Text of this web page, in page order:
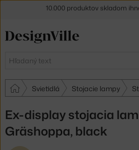
Hľadať
Svietidlá Stojacie lampy
Ex-display stojacia
Gräshoppa, black
30 dní na vrátenie